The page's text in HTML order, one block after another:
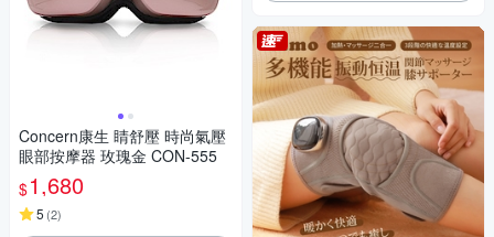
Concern康生 睛舒壓 時尚氣壓
眼部按摩器 玫瑰金 CON-555
$1,680
5 (2)